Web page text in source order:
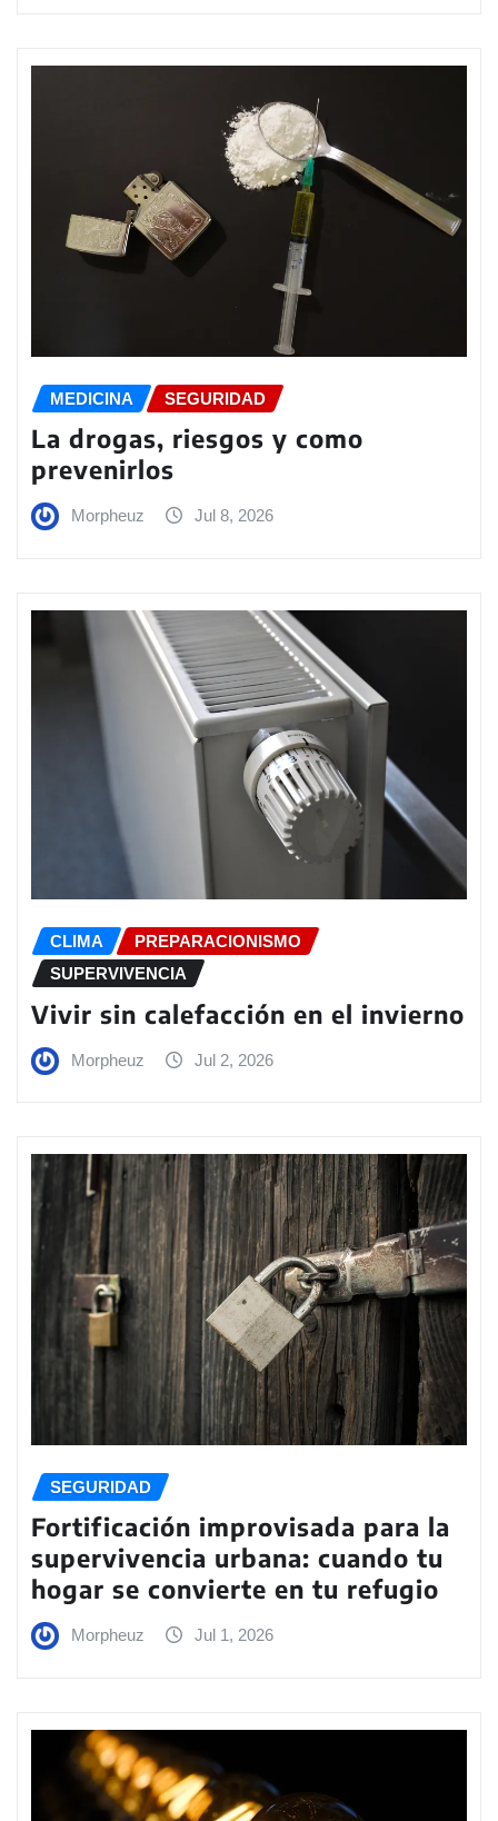
MEDICINA SEGURIDAD
La drogas, riesgos y como
prevenirlos
Morpheuz Jul 8, 2026
CLIMA
PREPARACIONISMO
SUPERVIVENCIA
Vivir sin calefacción en el invierno
Morpheuz Jul 2, 2026
SEGURIDAD
Fortificación improvisada para la
supervivencia urbana: cuando tu
hogar se convierte en tu refugio
Morpheuz Jul 1, 2026